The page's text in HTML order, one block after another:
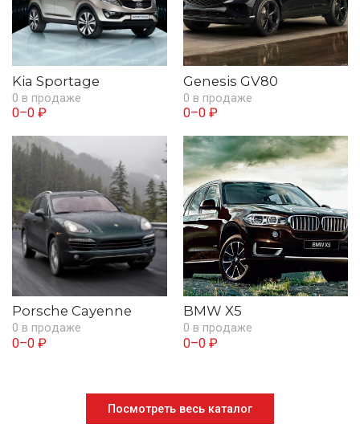
Kia Sportage
0 в продаже
0–0 ₽
Genesis GV80
0 в продаже
0–0 ₽
Porsche Cayenne
0 в продаже
0–0 ₽
BMW X5
0 в продаже
0–0 ₽
Посмотреть весь каталог